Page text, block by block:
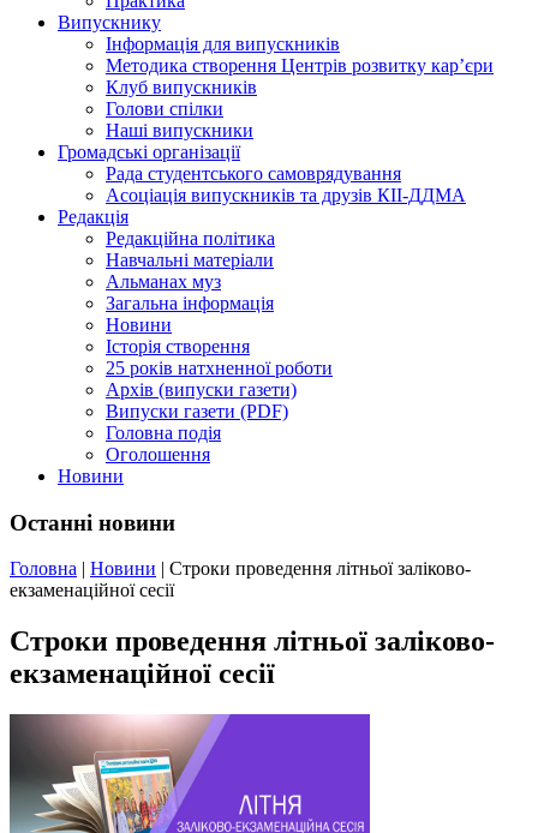
Випускнику
Інформація для випускників
Методика створення Центрів розвитку кар’єри
Клуб випускників
Голови спілки
Наші випускники
Громадські організації
Рада студентського самоврядування
Асоціація випускників та друзів КІІ-ДДМА
Редакція
Редакційна політика
Навчальні матеріали
Альманах муз
Загальна інформація
Новини
Історія створення
25 років натхненної роботи
Архів (випуски газети)
Випуски газети (PDF)
Головна подія
Оголошення
Новини
Останні новини
Головна | Новини | Строки проведення літньої заліково-
екзаменаційної сесії
Строки проведення літньої заліково-
екзаменаційної сесії